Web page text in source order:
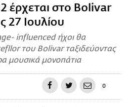
έρχεται στο Bolivar
27 Ιουλίου
influenced ήχοι θα
του Bolivar ταξιδεύοντας
μουσικά μονοπάτια
0